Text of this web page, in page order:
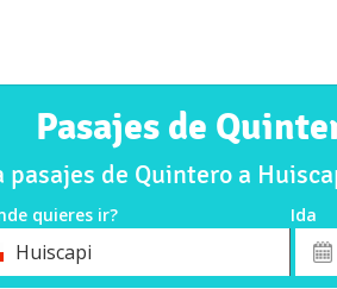
Pasajes de
pasajes de Quintero a
quieres ir? Ida
Huiscapi
Fecha